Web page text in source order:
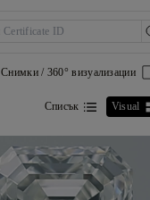
Снимки / 360° визуализации
Списък Visual